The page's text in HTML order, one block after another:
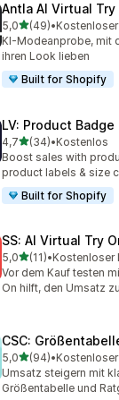
Antla AI Virtual Try
5,0von 5 Sternen
(49)
49 Rezensionen
•
KI-Modeanprobe, mit
ihren Look lieben
Built for Shopify
LV: Product Badge
4,7von 5 Sternen
(34)
34 Rezensionen
•Kostenlos
Boost sales with
product labels & size
Built for Shopify
SS: AI Virtual Try
5,0von 5 Sternen
(11)
11 Rezensionen
•Kostenloser
Vor dem Kauf testen
On hilft, den Umsatz
CSC:
5,0von 5 Sternen
(94)
94 Rezensionen
•
Umsatz steigern mit
Größentabelle und